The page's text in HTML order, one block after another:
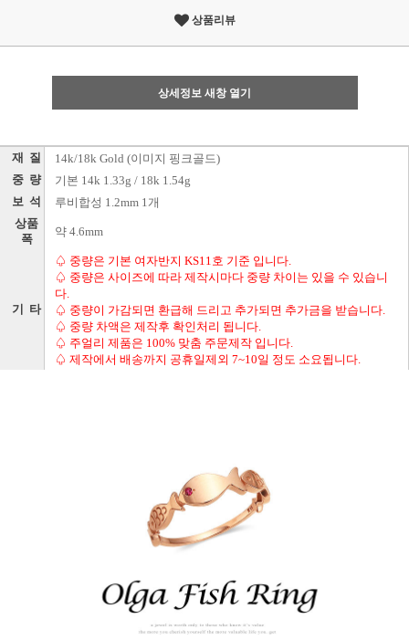
상품리뷰
상세정보 새창 열기
재 질 14k/18k Gold (이미지 핑크골드)
중 량 기본 14k 1.33g / 18k 1.54g
보 석 루비합성 1.2mm 1개
상품
폭
약 4.6mm
기 타
♤ 중량은 기본 여자반지 KS11호 기준 입니다.
♤ 중량은 사이즈에 따라 제작시마다 중량 차이는 있을 수 있습니
다.
♤ 중량이 가감되면 환급해 드리고 추가되면 추가금을 받습니다.
♤ 중량 차액은 제작후 확인처리 됩니다.
♤ 주얼리 제품은 100% 맞춤 주문제작 입니다.
♤ 제작에서 배송까지 공휴일제외 7~10일 정도 소요됩니다.